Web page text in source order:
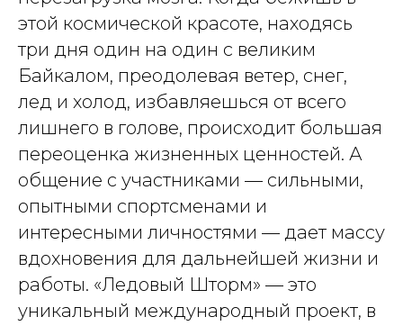
этой космической красоте, находясь
три дня один на один с великим
Байкалом, преодолевая ветер, снег,
лед и холод, избавляешься от всего
лишнего в голове, происходит большая
переоценка жизненных ценностей. А
общение с участниками — сильными,
опытными спортсменами и
интересными личностями — дает массу
вдохновения для дальнейшей жизни и
работы. «Ледовый Шторм» — это
уникальный международный проект, в